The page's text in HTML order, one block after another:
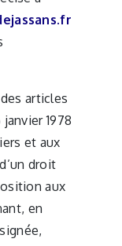
articles
1978
et aux
droit
aux
en